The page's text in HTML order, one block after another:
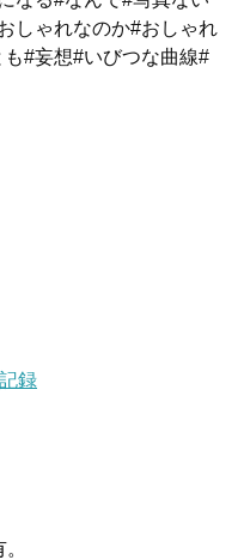
しゃれなのか#おしゃれ
#妄想#いびつな曲線#
録